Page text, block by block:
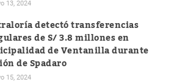
13, 2024
detectó transferencias
de S/ 3.8 millones en
de Ventanilla durante
de Spadaro
15, 2024